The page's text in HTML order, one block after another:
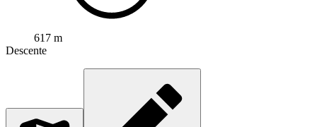
617 m
Descente